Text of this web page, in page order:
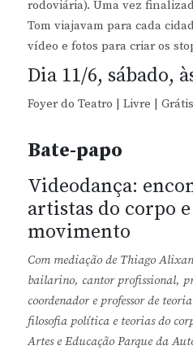
rodoviária). Uma vez
Tom viajavam para cada
vídeo e fotos para criar os
Dia 11/6, sábado,
Foyer do Teatro | Livre | Grátis
Bate-papo
Videodança:
artistas do corpo
movimento
Com mediação de Thiago
bailarino, cantor profissional,
coordenador e professor de
filosofia política e teorias do
Artes e Educação Parque da